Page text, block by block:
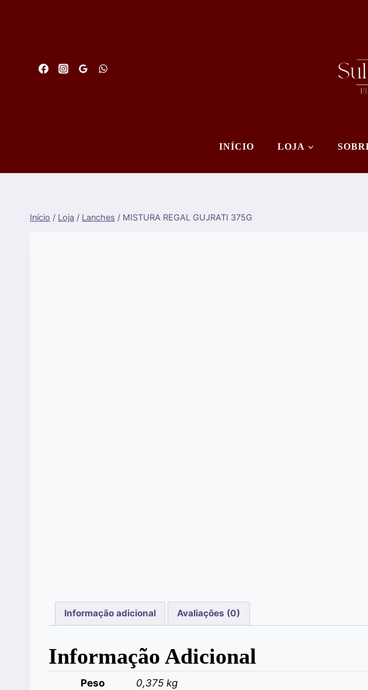
INÍCIO LOJA
Início / Loja / Lanches / MISTURA REGAL GUJRATI 375G
Informação adicional Avaliações (0)
Informação Adicional
Peso 0,375 kg